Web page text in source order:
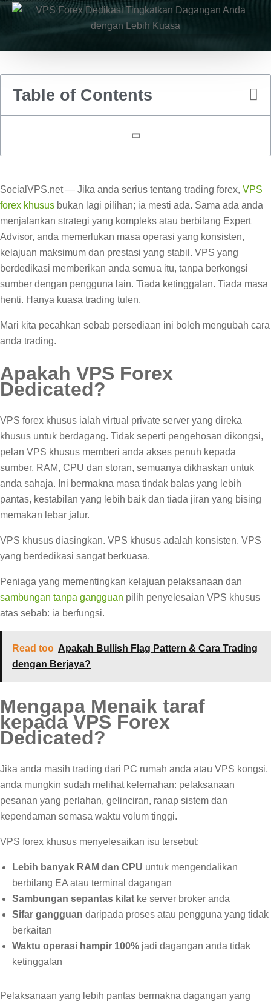
Table of Contents
SocialVPS.net — Jika anda serius tentang trading forex, VPS
forex khusus bukan lagi pilihan; ia mesti ada. Sama ada anda
menjalankan strategi yang kompleks atau berbilang Expert
Advisor, anda memerlukan masa operasi yang konsisten,
kelajuan maksimum dan prestasi yang stabil. VPS yang
berdedikasi memberikan anda semua itu, tanpa berkongsi
sumber dengan pengguna lain. Tiada ketinggalan. Tiada masa
henti. Hanya kuasa trading tulen.
Mari kita pecahkan sebab persediaan ini boleh mengubah cara
anda trading.
Apakah VPS Forex
Dedicated?
VPS forex khusus ialah virtual private server yang direka
khusus untuk berdagang. Tidak seperti pengehosan dikongsi,
pelan VPS khusus memberi anda akses penuh kepada
sumber, RAM, CPU dan storan, semuanya dikhaskan untuk
anda sahaja. Ini bermakna masa tindak balas yang lebih
pantas, kestabilan yang lebih baik dan tiada jiran yang bising
memakan lebar jalur.
VPS khusus diasingkan. VPS khusus adalah konsisten. VPS
yang berdedikasi sangat berkuasa.
Peniaga yang mementingkan kelajuan pelaksanaan dan
sambungan tanpa gangguan pilih penyelesaian VPS khusus
atas sebab: ia berfungsi.
Read too Apakah Bullish Flag Pattern & Cara Trading
dengan Berjaya?
Mengapa Menaik taraf
kepada VPS Forex
Dedicated?
Jika anda masih trading dari PC rumah anda atau VPS kongsi,
anda mungkin sudah melihat kelemahan: pelaksanaan
pesanan yang perlahan, gelinciran, ranap sistem dan
kependaman semasa waktu volum tinggi.
VPS forex khusus menyelesaikan isu tersebut:
Lebih banyak RAM dan CPU untuk mengendalikan
berbilang EA atau terminal dagangan
Sambungan sepantas kilat ke server broker anda
Sifar gangguan daripada proses atau pengguna yang tidak
berkaitan
Waktu operasi hampir 100% jadi dagangan anda tidak
ketinggalan
Pelaksanaan yang lebih pantas bermakna dagangan yang